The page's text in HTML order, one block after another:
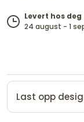
Levert hos deg
24 august - 1
Last opp